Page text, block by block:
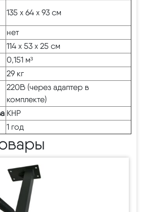
135 х 64 х 93 см
нет
114 х 53 х 25 см
0,151 м³
29 кг
220В (через адаптер в
комплекте)
КНР
1 год